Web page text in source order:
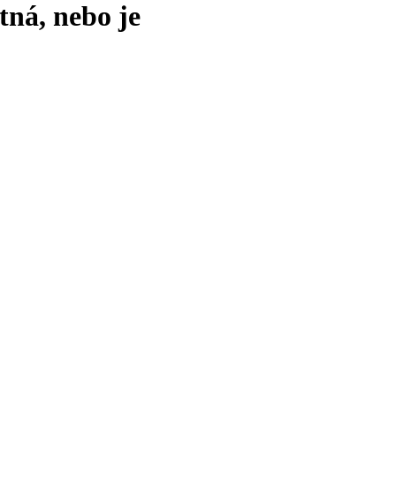
nebo je